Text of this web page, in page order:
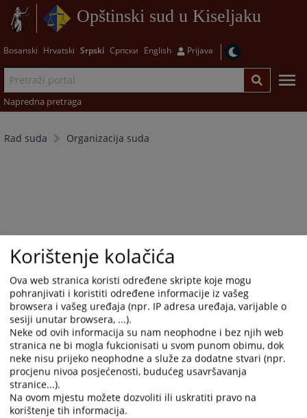
Opštinski sud u Kiseljaku
Bosanski Hrvatski Srpski Српски English Prijava
Napredna pretraga
Rad suda Organizacija suda
Trenutno nema vijesti
Korištenje kolačića
Ova web stranica koristi određene skripte koje mogu
pohranjivati i koristiti određene informacije iz vašeg
browsera i vašeg uređaja (npr. IP adresa uređaja, varijable o
sesiji unutar browsera, ...).
Neke od ovih informacija su nam neophodne i bez njih web
stranica ne bi mogla fukcionisati u svom punom obimu, dok
neke nisu prijeko neophodne a služe za dodatne stvari (npr.
procjenu nivoa posjećenosti, budućeg usavršavanja
stranice...).
Na ovom mjestu možete dozvoliti ili uskratiti pravo na
korištenje tih informacija.